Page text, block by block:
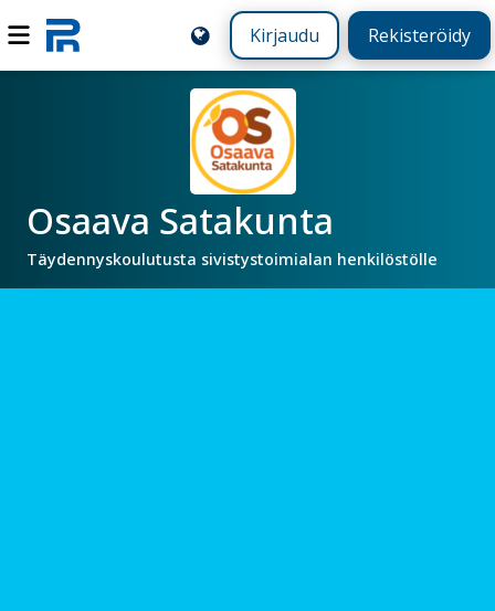
Kirjaudu Rekisteröidy
Osaava Satakunta
Täydennyskoulutusta sivistystoimialan henkilöstölle